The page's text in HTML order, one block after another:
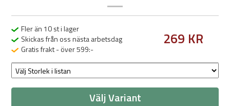
Fler än 10 st i lager
Skickas från oss nästa arbetsdag
Gratis frakt - över 599:-
269 KR
Välj Variant